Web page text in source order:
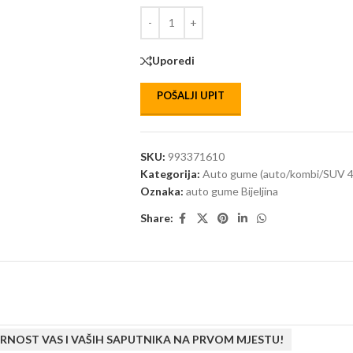
Uporedi
POŠALJI UPIT
SKU: 993371610
Kategorija: Auto gume (auto/kombi/SUV
Oznaka: auto gume Bijeljina
Share:
VAS I VAŠIH SAPUTNIKA NA PRVOM MJESTU!